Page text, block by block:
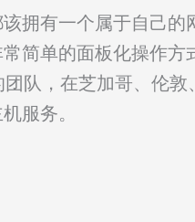
拥有一个属于自己的
简单的面板化操作
队，在芝加哥、伦
服务。